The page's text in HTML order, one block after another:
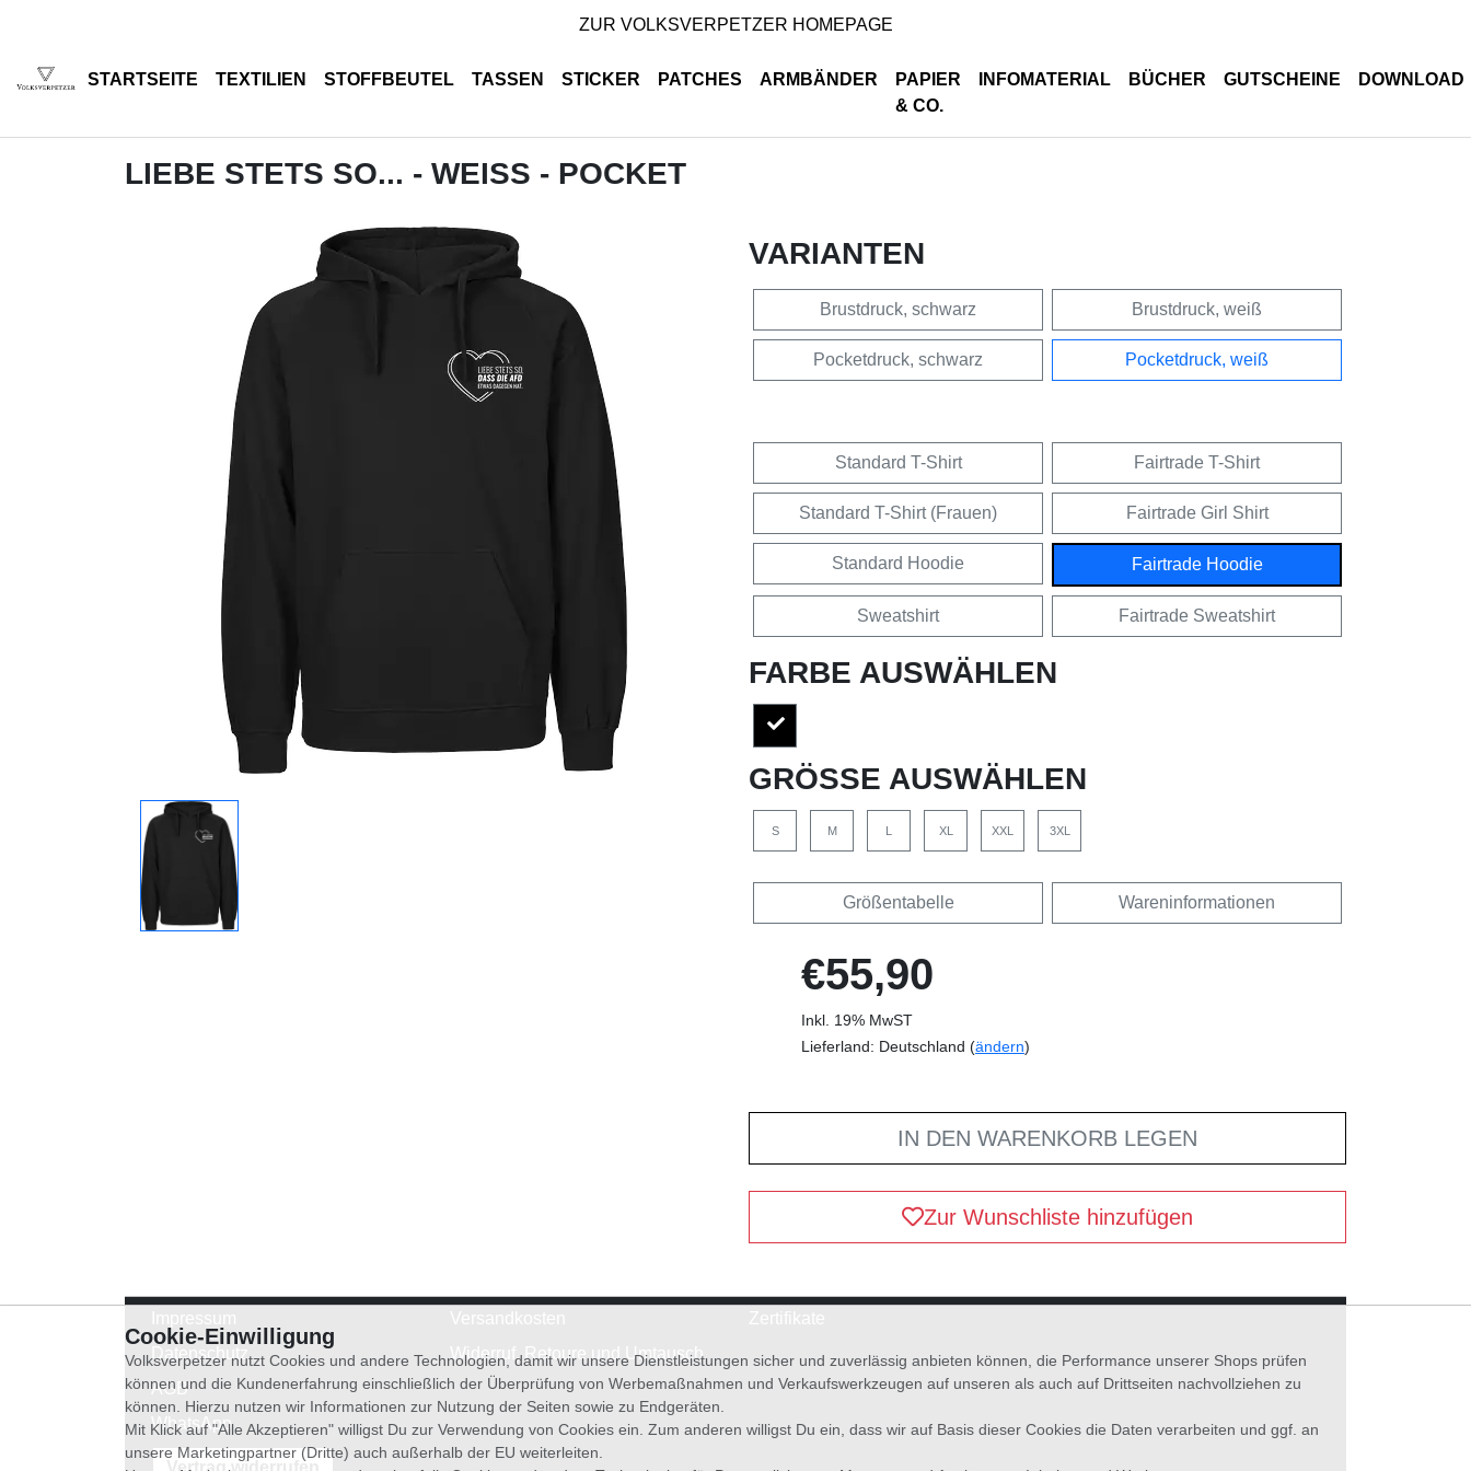
ZUR VOLKSVERPETZER HOMEPAGE
STARTSEITE TEXTILIEN STOFFBEUTEL TASSEN STICKER PATCHES ARMBÄNDER
PAPIER
& CO.
INFOMATERIAL BÜCHER GUTSCHEINE DOWNLOAD
LIEBE STETS SO... - WEISS - POCKET
VARIANTEN
Brustdruck, schwarz Brustdruck, weiß
Pocketdruck, schwarz Pocketdruck, weiß
Standard T-Shirt Fairtrade T-Shirt
Standard T-Shirt (Frauen) Fairtrade Girl Shirt
Standard Hoodie Fairtrade Hoodie
Sweatshirt Fairtrade Sweatshirt
FARBE AUSWÄHLEN
GRÖSSE AUSWÄHLEN
S M L XL XXL 3XL
Größentabelle Wareninformationen
€55,90
Inkl. 19% MwST
Lieferland: Deutschland (ändern)
IN DEN WARENKORB LEGEN
Zur Wunschliste hinzufügen
Datenschutz
AGB
WhatsApp
Widerruf, Retoure und Umtausch
Vertrag widerrufen
Cookie-Einwilligung
Volksverpetzer nutzt Cookies und andere Technologien, damit wir unsere Dienstleistungen sicher und zuverlässig anbieten können, die Performance unserer Shops prüfen
können und die Kundenerfahrung einschließlich der Überprüfung von Werbemaßnahmen und Verkaufswerkzeugen auf unseren als auch auf Drittseiten nachvollziehen zu
können. Hierzu nutzen wir Informationen zur Nutzung der Seiten sowie zu Endgeräten.
Mit Klick auf "Alle Akzeptieren" willigst Du zur Verwendung von Cookies ein. Zum anderen willigst Du ein, dass wir auf Basis dieser Cookies die Daten verarbeiten und ggf. an
unsere Marketingpartner (Dritte) auch außerhalb der EU weiterleiten.